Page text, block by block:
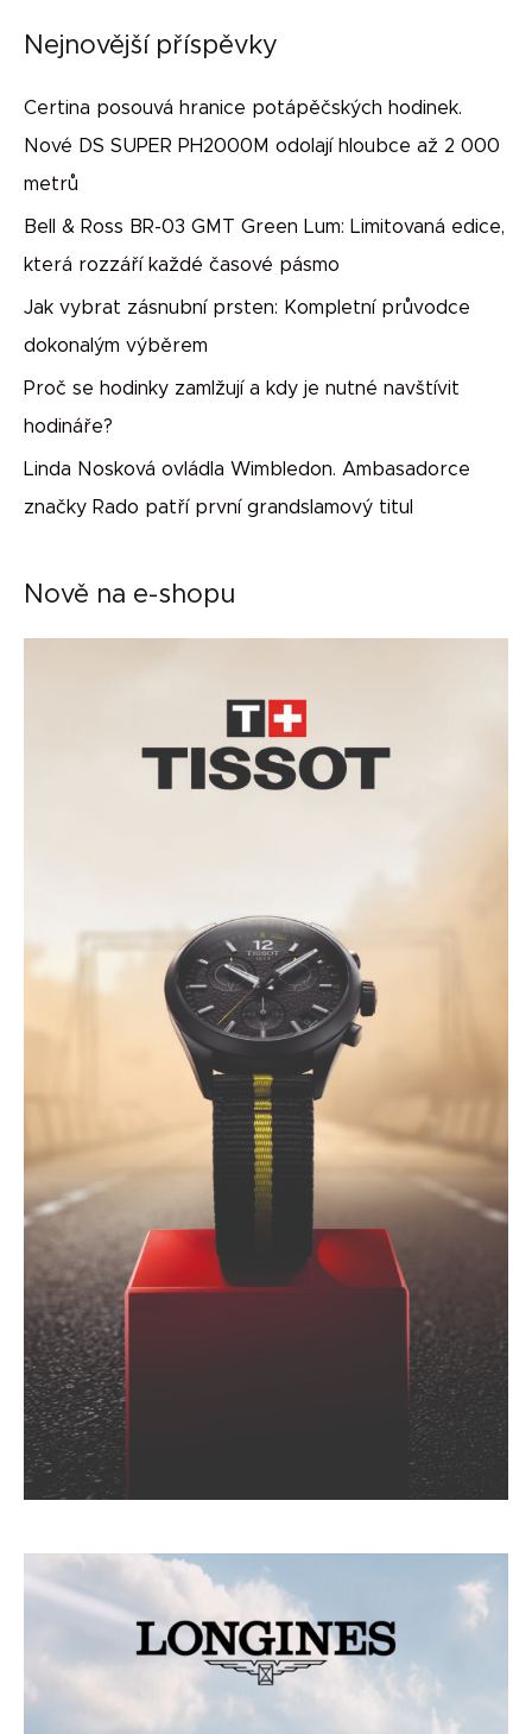
Nejnovější příspěvky
Certina posouvá hranice potápěčských hodinek.
Nové DS SUPER PH2000M odolají hloubce až 2 000
metrů
Bell & Ross BR-03 GMT Green Lum: Limitovaná edice,
která rozzáří každé časové pásmo
Jak vybrat zásnubní prsten: Kompletní průvodce
dokonalým výběrem
Proč se hodinky zamlžují a kdy je nutné navštívit
hodináře?
Linda Nosková ovládla Wimbledon. Ambasadorce
značky Rado patří první grandslamový titul
Nově na e-shopu